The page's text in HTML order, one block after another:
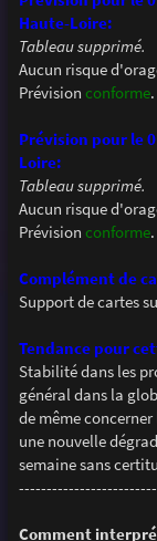
Haute-Loire:
Tableau supprimé.
Aucun risque
Prévision conforme.
Prévision pour le
Loire:
Tableau supprimé.
Aucun risque
Prévision conforme.
Complément de
Support de cartes
Tendance pour
Stabilité dans les
général dans la
de même
une nouvelle
semaine sans
Comment